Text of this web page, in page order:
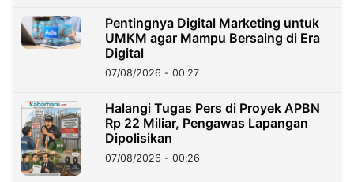
Pentingnya Digital Marketing untuk
UMKM agar Mampu Bersaing di Era
Digital
07/08/2026 - 00:27
Halangi Tugas Pers di Proyek APBN
Rp 22 Miliar, Pengawas Lapangan
Dipolisikan
07/08/2026 - 00:26